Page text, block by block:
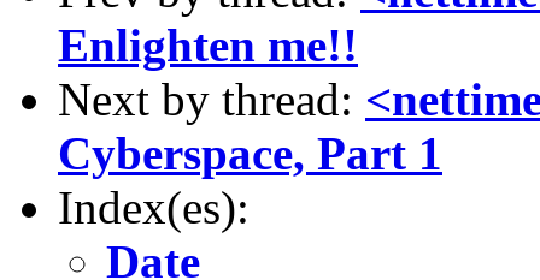
Enlighten me!!
Next by thread:
Cyberspace, Part 1
Index(es):
Date